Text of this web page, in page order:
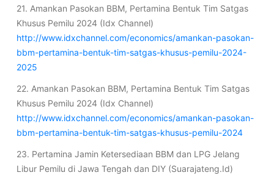
21. Amankan Pasokan BBM, Pertamina Bentuk Tim Satgas
Khusus Pemilu 2024 (Idx Channel)
http://www.idxchannel.com/economics/amankan-pasokan-
bbm-pertamina-bentuk-tim-satgas-khusus-pemilu-2024-
2025
22. Amankan Pasokan BBM, Pertamina Bentuk Tim Satgas
Khusus Pemilu 2024 (Idx Channel)
http://www.idxchannel.com/economics/amankan-pasokan-
bbm-pertamina-bentuk-tim-satgas-khusus-pemilu-2024
23. Pertamina Jamin Ketersediaan BBM dan LPG Jelang
Libur Pemilu di Jawa Tengah dan DIY (Suarajateng.Id)